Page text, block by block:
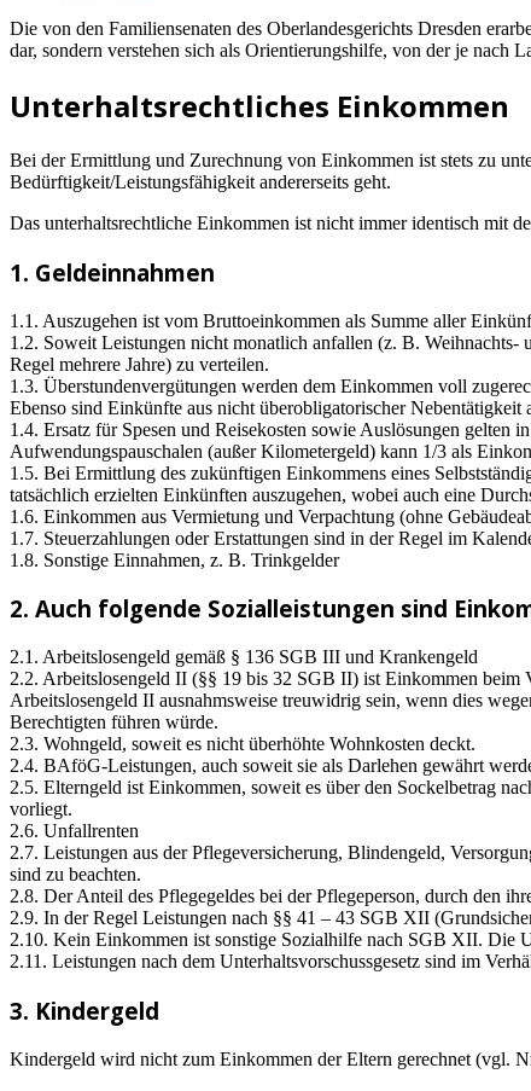
Die von den Familiensenaten des Oberlandesgerichts Dresden
dar, sondern verstehen sich als Orientierungshilfe, von der je nach
Unterhaltsrechtliches Einkommen
Bei der Ermittlung und Zurechnung von Einkommen ist stets zu
Bedürftigkeit/Leistungsfähigkeit andererseits geht.
Das unterhaltsrechtliche Einkommen ist nicht immer identisch mit
1. Geldeinnahmen
1.1. Auszugehen ist vom Bruttoeinkommen als Summe aller
1.2. Soweit Leistungen nicht monatlich anfallen (z. B.
Regel mehrere Jahre) zu verteilen.
1.3. Überstundenvergütungen werden dem Einkommen voll
Ebenso sind Einkünfte aus nicht überobligatorischer Nebentätigkeit
1.4. Ersatz für Spesen und Reisekosten sowie Auslösungen gelten
Aufwendungspauschalen (außer Kilometergeld) kann 1/3 als
1.5. Bei Ermittlung des zukünftigen Einkommens eines
tatsächlich erzielten Einkünften auszugehen, wobei auch eine
1.6. Einkommen aus Vermietung und Verpachtung (ohne
1.7. Steuerzahlungen oder Erstattungen sind in der Regel im
1.8. Sonstige Einnahmen, z. B. Trinkgelder
2. Auch folgende Sozialleistungen sind
2.1. Arbeitslosengeld gemäß § 136 SGB III und Krankengeld
2.2. Arbeitslosengeld II (§§ 19 bis 32 SGB II) ist Einkommen beim
Arbeitslosengeld II ausnahmsweise treuwidrig sein, wenn dies
Berechtigten führen würde.
2.3. Wohngeld, soweit es nicht überhöhte Wohnkosten deckt.
2.4. BAföG-Leistungen, auch soweit sie als Darlehen gewährt
2.5. Elterngeld ist Einkommen, soweit es über den Sockelbetrag
vorliegt.
2.6. Unfallrenten
2.7. Leistungen aus der Pflegeversicherung, Blindengeld,
sind zu beachten.
2.8. Der Anteil des Pflegegeldes bei der Pflegeperson, durch den
2.9. In der Regel Leistungen nach §§ 41 – 43 SGB XII
2.10. Kein Einkommen ist sonstige Sozialhilfe nach SGB XII. Die
2.11. Leistungen nach dem Unterhaltsvorschussgesetz sind im
3. Kindergeld
Kindergeld wird nicht zum Einkommen der Eltern gerechnet (vgl.